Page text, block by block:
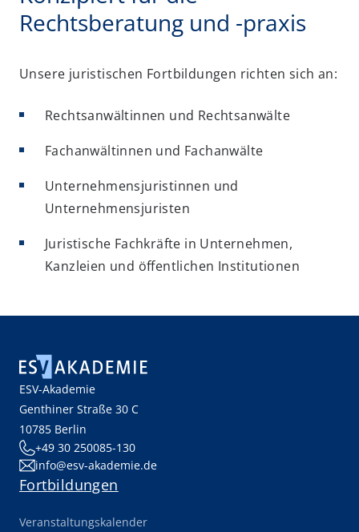
Rechtsberatung und -praxis
Unsere juristischen Fortbildungen richten sich an:
Rechtsanwältinnen und Rechtsanwälte
Fachanwältinnen und Fachanwälte
Unternehmensjuristinnen und
Unternehmensjuristen
Juristische Fachkräfte in Unternehmen,
Kanzleien und öffentlichen Institutionen
ESV-Akademie
Genthiner Straße 30 C
10785 Berlin
+49 30 250085-130
info@esv-akademie.de
Fortbildungen
Veranstaltungskalender